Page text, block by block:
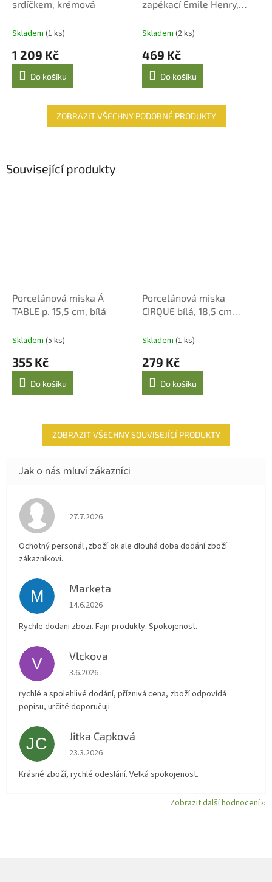
srdíčkem, krémová
Skladem (1 ks)
1 209 Kč
Do košíku
zapékací Emile Henry,
Skladem (2 ks)
469 Kč
Do košíku
ZOBRAZIT VŠECHNY PODOBNÉ PRODUKTY
Související produkty
Porcelánová miska Á
TABLE p. 15,5 cm, bílá
Skladem (5 ks)
355 Kč
Do košíku
Porcelánová miska
CIRQUE bílá, 18,5 cm
Skladem (1 ks)
279 Kč
Do košíku
ZOBRAZIT VŠECHNY SOUVISEJÍCÍ PRODUKTY
Hodnocení obchodu je 4 z 5 hvězdiček.
27.7.2026
Ochotný personál ,zboží ok ale dlouhá doba dodání zboží
zákazníkovi.
M Marketa
Hodnocení obchodu je 5 z 5 hvězdiček.
14.6.2026
Rychle dodani zbozi. Fajn produkty. Spokojenost.
V Vlckova
Hodnocení obchodu je 5 z 5 hvězdiček.
3.6.2026
rychlé a spolehlivé dodání, příznivá cena, zboží odpovídá
popisu, určitě doporučuji
JC Jitka Capková
Hodnocení obchodu je 5 z 5 hvězdiček.
23.3.2026
Krásné zboží, rychlé odeslání. Velká spokojenost.
Zobrazit další hodnocení